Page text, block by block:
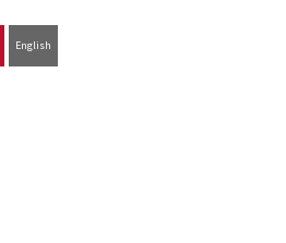
English